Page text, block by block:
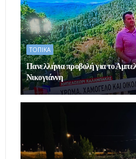
ΤΟΠΙΚΑ
Πανελλήνια προβολή για το
Νικογιάννη